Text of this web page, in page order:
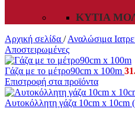
ΚΥΤΊΑ
Αρχική σελίδα / Αναλώσιμα
Αποστειρωμένες
Γάζα με το μέτρο90cm x 100m
Επιστροφή στα προϊόντα
Αυτοκόλλητη γάζα 10cm x 10cm